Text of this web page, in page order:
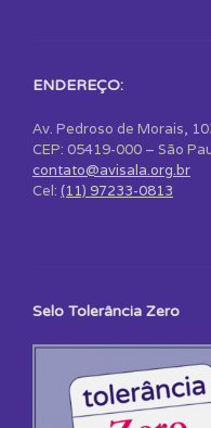
ENDEREÇO:
Av. Pedroso de Morais,
CEP: 05419-000 – São
contato@avisala.org.br
Cel: (11) 97233-0813
Selo Tolerância Zero